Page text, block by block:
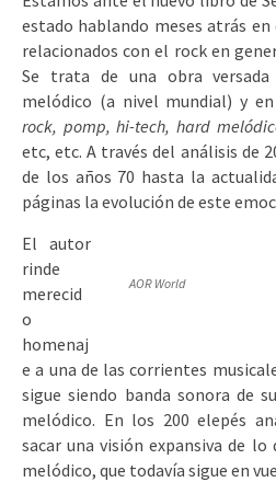
estado hablando meses atrás en
relacionados con el rock en
Se trata de una obra
melódico (a nivel mundial) y
rock, pomp, hi-tech, hard
etc, etc. A través del análisis de
de los años 70 hasta la
páginas la evolución de este
AOR World
El autor
rinde
merecid
o
homenaj
e a una de las corrientes
sigue siendo banda sonora de
melódico. En los 200 elepés
sacar una visión expansiva de
melódico, que todavía sigue en